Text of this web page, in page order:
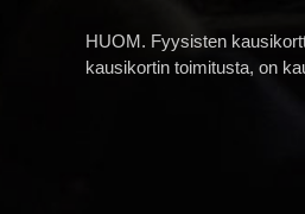
HUOM. Fyysisten
kausikortin toimitusta, on